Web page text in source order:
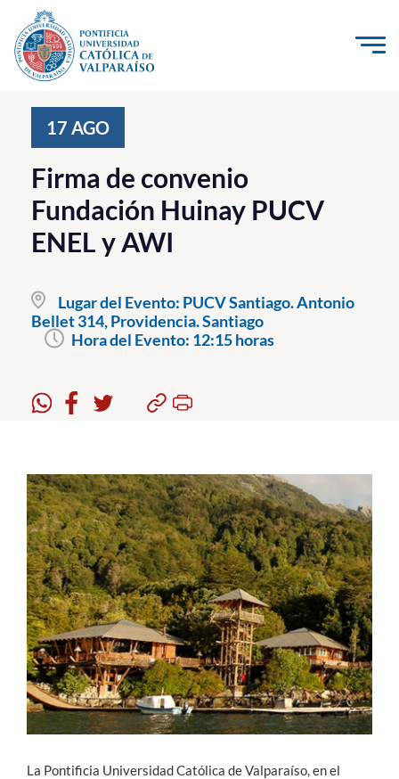
Click acá para ir directamente al contenido
Investigación, Creación e Innovación
PUCV Internacional
Vinculación con el Medio
Pregrado
Postgrado
Formación Continua
Académicos
Funcionarios
Alumni
English
17 AGO
Firma de convenio
Fundación Huinay PUCV
ENEL y AWI
Lugar del Evento: PUCV Santiago. Antonio
Bellet 314, Providencia. Santiago
Hora del Evento: 12:15 horas
La Pontificia Universidad Católica de Valparaíso, en el